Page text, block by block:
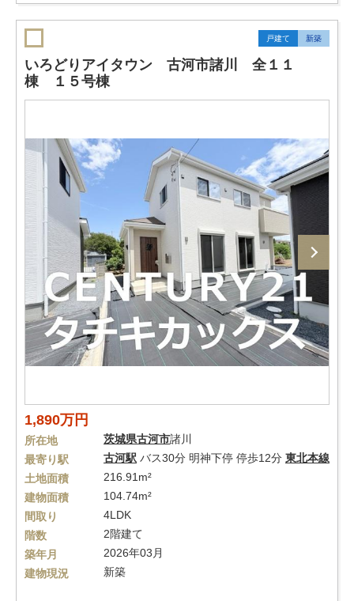
戸建て 新築
いろどりアイタウン 古河市諸川 全１１
棟 １５号棟
1,890万円
所在地 茨城県古河市諸川
最寄り駅
古河駅 バス30分 明神下停 停歩12分 東北本線
土地面積
216.91m²
建物面積
104.74m²
間取り
4LDK
階数
2階建て
築年月
2026年03月
建物現況
新築